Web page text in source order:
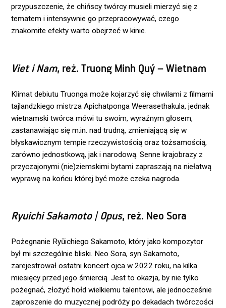
przypuszczenie, że chińscy twórcy musieli mierzyć się z
tematem i intensywnie go przepracowywać, czego
znakomite efekty warto obejrzeć w kinie.
Viet i Nam, reż. Truong Minh Quý – Wietnam
Klimat debiutu Truonga może kojarzyć się chwilami z filmami
tajlandzkiego mistrza Apichatponga Weerasethakula, jednak
wietnamski twórca mówi tu swoim, wyraźnym głosem,
zastanawiając się m.in. nad trudną, zmieniającą się w
błyskawicznym tempie rzeczywistością oraz tożsamością,
zarówno jednostkową, jak i narodową. Senne krajobrazy z
przyczajonymi (nie)ziemskimi bytami zapraszają na niełatwą
wyprawę na końcu której być może czeka nagroda.
Ryuichi Sakamoto | Opus, reż. Neo Sora
Pożegnanie Ryūichiego Sakamoto, który jako kompozytor
był mi szczególnie bliski. Neo Sora, syn Sakamoto,
zarejestrował ostatni koncert ojca w 2022 roku, na kilka
miesięcy przed jego śmiercią. Jest to okazja, by nie tylko
pożegnać, złożyć hołd wielkiemu talentowi, ale jednocześnie
zaproszenie do muzycznej podróży po dekadach twórczości